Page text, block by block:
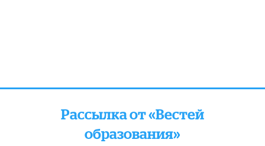
Рассылка от «Вестей
образования»